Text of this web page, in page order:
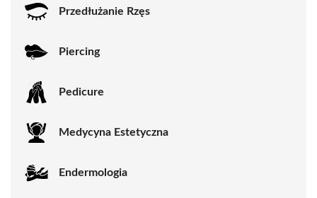
Przedłużanie Rzęs
Piercing
Pedicure
Medycyna Estetyczna
Endermologia